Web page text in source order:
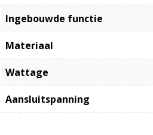
Ingebouwde functie
Materiaal
Wattage
Aansluitspanning